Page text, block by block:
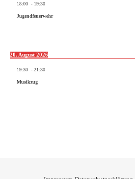
18:00 - 19:30
Jugendfeuerwehr
20. August 2026
19:30 - 21:30
Musikzug